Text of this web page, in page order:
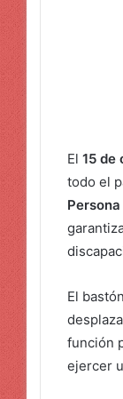
El 15 de
todo el
El
función
ejercer